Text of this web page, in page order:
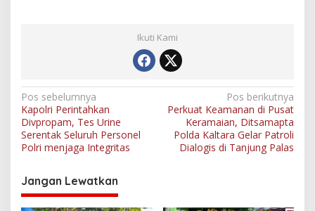
Ikuti Kami
N
a
v
g
a
Pos sebelumnya
Kapolri Perintahkan
Divpropam, Tes Urine
Serentak Seluruh Personel
Polri menjaga Integritas
Pos berikutnya
Perkuat Keamanan di Pusat
Keramaian, Ditsamapta
Polda Kaltara Gelar Patroli
Dialogis di Tanjung Palas
Jangan Lewatkan